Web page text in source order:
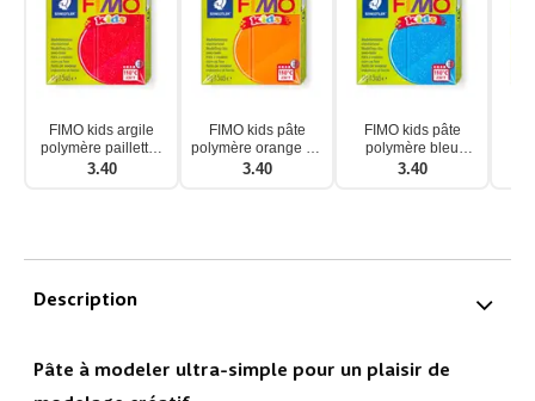
FIMO kids argile
polymère paillettes
rouges 42 g
3.40
FIMO kids pâte
polymère orange 42
g
3.40
FIMO kids pâte
polymère bleu
pailleté 42 g
3.40
Description
Pâte à modeler ultra-simple pour un plaisir de